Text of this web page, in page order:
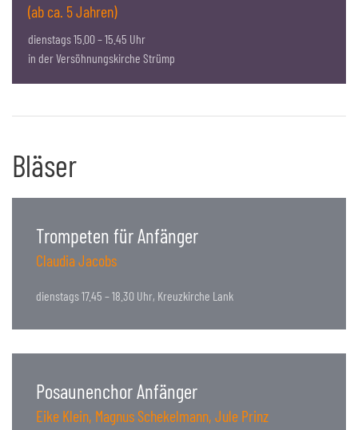
(ab ca. 5 Jahren)
dienstags 15.00 – 15.45 Uhr
in der Versöhnungskirche Strümp
Bläser
Trompeten für Anfänger
Claudia Jacobs
dienstags 17.45 – 18.30 Uhr, Kreuzkirche Lank
Posaunenchor Anfänger
Eike Klein, Magnus Schekelmann, Jule Prinz